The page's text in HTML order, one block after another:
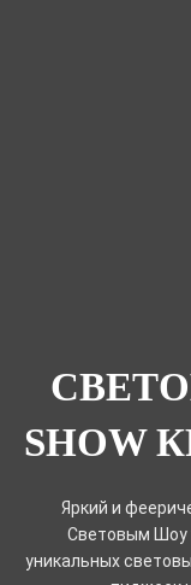
SHOW
Яркий и
Световым Шоу
уникальных